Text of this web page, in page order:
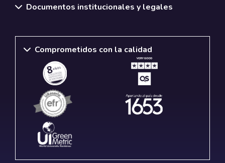
Documentos institucionales y legales
Comprometidos con la calidad